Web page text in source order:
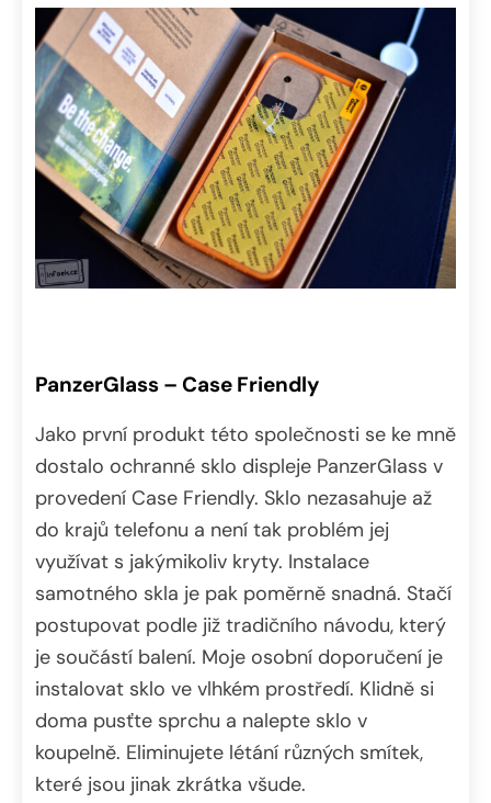
PanzerGlass – Case Friendly
Jako první produkt této společnosti se ke mně
dostalo ochranné sklo displeje PanzerGlass v
provedení Case Friendly. Sklo nezasahuje až
do krajů telefonu a není tak problém jej
využívat s jakýmikoliv kryty. Instalace
samotného skla je pak poměrně snadná. Stačí
postupovat podle již tradičního návodu, který
je součástí balení. Moje osobní doporučení je
instalovat sklo ve vlhkém prostředí. Klidně si
doma pusťte sprchu a nalepte sklo v
koupelně. Eliminujete létání různých smítek,
které jsou jinak zkrátka všude.